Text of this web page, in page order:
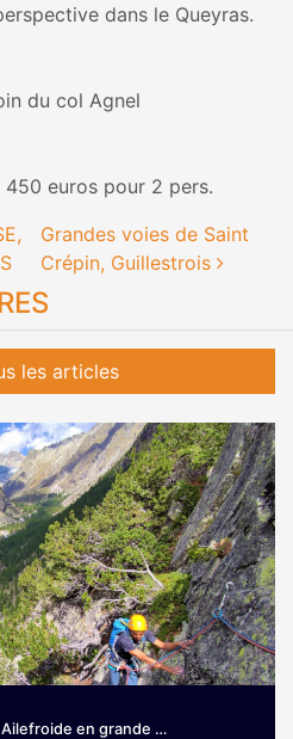
dans le Queyras.
du col Agnel
euros pour 2 pers.
articles
Grandes voies de Saint
Crépin, Guillestrois
les articles
en grande …